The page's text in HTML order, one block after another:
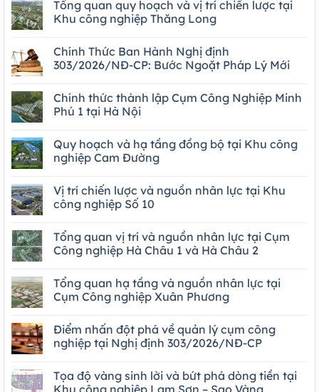
Tổng quan quy hoạch và vị trí chiến lược tại
Khu công nghiệp Thăng Long
Chính Thức Ban Hành Nghị định
303/2026/NĐ-CP: Bước Ngoặt Pháp Lý Mới
Chính thức thành lập Cụm Công Nghiệp Minh
Phú 1 tại Hà Nội
Quy hoạch và hạ tầng đồng bộ tại Khu công
nghiệp Cam Đường
Vị trí chiến lược và nguồn nhân lực tại Khu
công nghiệp Số 10
Tổng quan vị trí và nguồn nhân lực tại Cụm
Công nghiệp Hà Châu 1 và Hà Châu 2
Tổng quan hạ tầng và nguồn nhân lực tại
Cụm Công nghiệp Xuân Phương
Điểm nhấn đột phá về quản lý cụm công
nghiệp tại Nghị định 303/2026/NĐ-CP
Tọa độ vàng sinh lời và bứt phá dòng tiền tại